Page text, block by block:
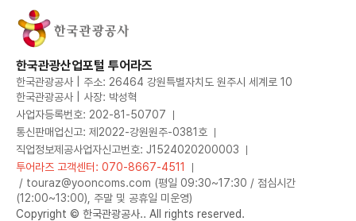
한국관광산업포털 투어라즈
한국관광공사 | 주소: 26464 강원특별자치도 원주시 세계로 10
한국관광공사 | 사장: 박성혁
사업자등록번호: 202-81-50707
통신판매업신고: 제2022-강원원주-0381호
직업정보제공사업자신고번호: J1524020200003
투어라즈 고객센터: 070-8667-4511
/ touraz@yooncoms.com (평일 09:30~17:30 / 점심시간
(12:00~13:00), 주말 및 공휴일 미운영)
Copyright © 한국관광공사.. All rights reserved.